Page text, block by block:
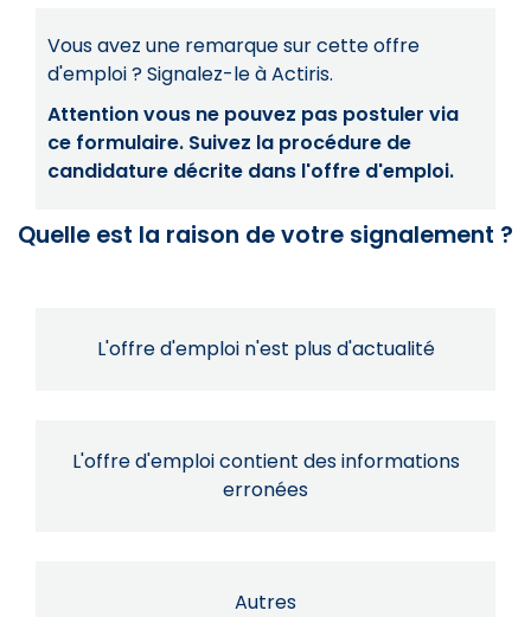
Vous avez une remarque sur cette offre
d'emploi ? Signalez-le à Actiris.
Attention vous ne pouvez pas postuler via
ce formulaire. Suivez la procédure de
candidature décrite dans l'offre d'emploi.
Quelle est la raison de votre signalement ?
L'offre d'emploi n'est plus d'actualité
L'offre d'emploi contient des informations
erronées
Autres